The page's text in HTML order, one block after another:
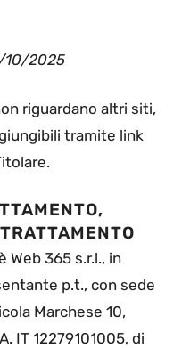
10/2025
riguardano altri siti,
tramite link
365 s.r.l., in
p.t., con sede
Marchese 10,
IT 12279101005, di